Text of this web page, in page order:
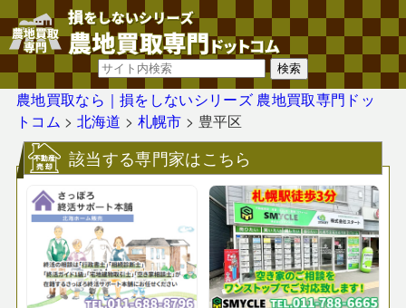
農地買取なら｜損をしないシリーズ 農地買取専門ドッ
トコム > 北海道 > 札幌市 > 豊平区
該当する専門家はこちら